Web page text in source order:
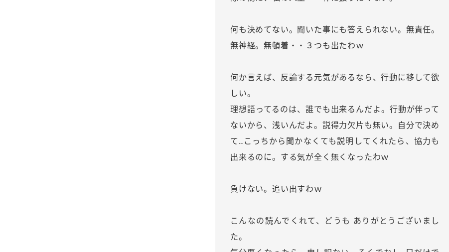
何も決めてない。聞いた事にも答えられない。無責任。
無神経。無頓着・・３つも出たわｗ
何か言えば、反論する元気があるなら、行動に移して欲
しい。
理想語ってるのは、誰でも出来るんだよ。行動が伴って
ないから、浅いんだよ。説得力欠片も無い。自分で決め
て‥こっちから聞かなくても説明してくれたら、協力も
出来るのに。する気が全く無くなったわｗ
負けない。追い出すわｗ
こんなの読んでくれて、どうも ありがとうございまし
た。